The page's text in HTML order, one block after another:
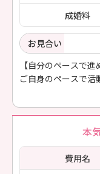
成婚料
お見合い
【自分のペースで
ご自身のペースで活
度自走できる方にお
本
費用名